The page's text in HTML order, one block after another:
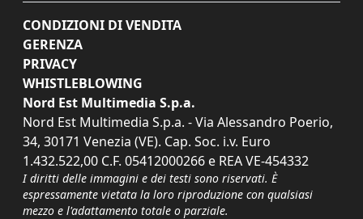
CONDIZIONI DI VENDITA
GERENZA
PRIVACY
WHISTLEBLOWING
Nord Est Multimedia S.p.a.
Nord Est Multimedia S.p.a. - Via Alessandro Poerio,
34, 30171 Venezia (VE). Cap. Soc. i.v. Euro
1.432.522,00 C.F. 05412000266 e REA VE-454332
I diritti delle immagini e dei testi sono riservati. È
espressamente vietata la loro riproduzione con qualsiasi
mezzo e l'adattamento totale o parziale.